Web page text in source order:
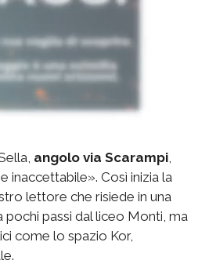
angolo via Scarampi,
inaccettabile». Così inizia la
lettore che risiede in una
pochi passi dal liceo Monti, ma
come lo spazio Kor,